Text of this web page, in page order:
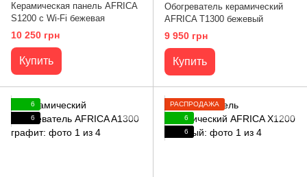
Керамическая панель AFRICA
S1200 с Wi-Fi бежевая
10 250 грн
Купить
Обогреватель керамический
AFRICA Т1300 бежевый
9 950 грн
Купить
6
6
РАСПРОДАЖА
6
6